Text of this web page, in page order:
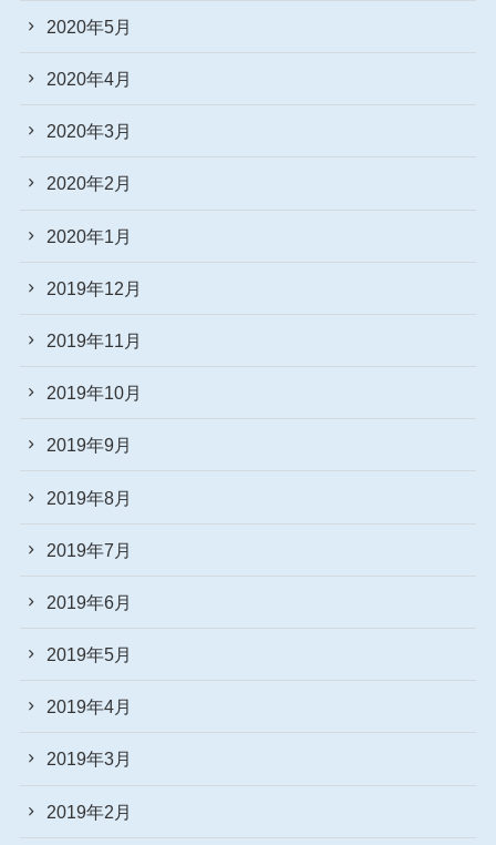
2020年5月
2020年4月
2020年3月
2020年2月
2020年1月
2019年12月
2019年11月
2019年10月
2019年9月
2019年8月
2019年7月
2019年6月
2019年5月
2019年4月
2019年3月
2019年2月